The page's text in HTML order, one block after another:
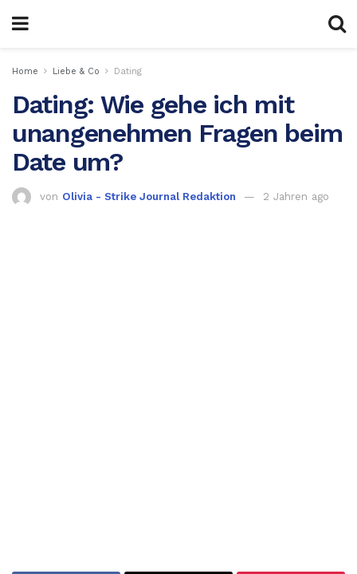
Home Liebe & Co Dating
Dating: Wie gehe ich mit
unangenehmen Fragen beim
Date um?
von Olivia - Strike Journal Redaktion 2 Jahren ago